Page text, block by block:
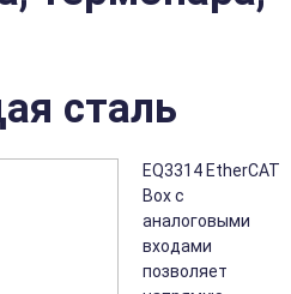
сталь
EQ3314 EtherCAT
Box с
аналоговыми
входами
позволяет